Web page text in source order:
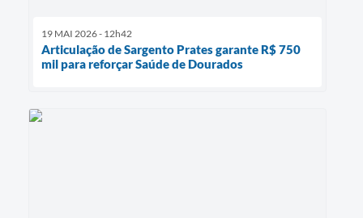
19 MAI 2026 - 12h42
Articulação de Sargento Prates garante R$ 750
mil para reforçar Saúde de Dourados